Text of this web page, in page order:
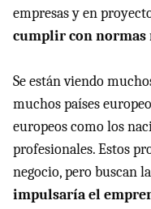
empresas y en
cumplir con
Se están viendo
muchos países
europeos como los
profesionales. Estos
negocio, pero buscan
impulsaría el